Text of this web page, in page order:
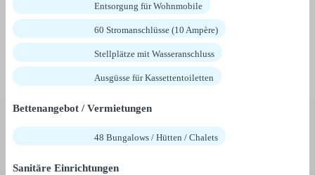
Entsorgung für Wohnmobile
60 Stromanschlüsse (10 Ampère)
Stellplätze mit Wasseranschluss
Ausgüsse für Kassettentoiletten
Bettenangebot / Vermietungen
48 Bungalows / Hütten / Chalets
Sanitäre Einrichtungen